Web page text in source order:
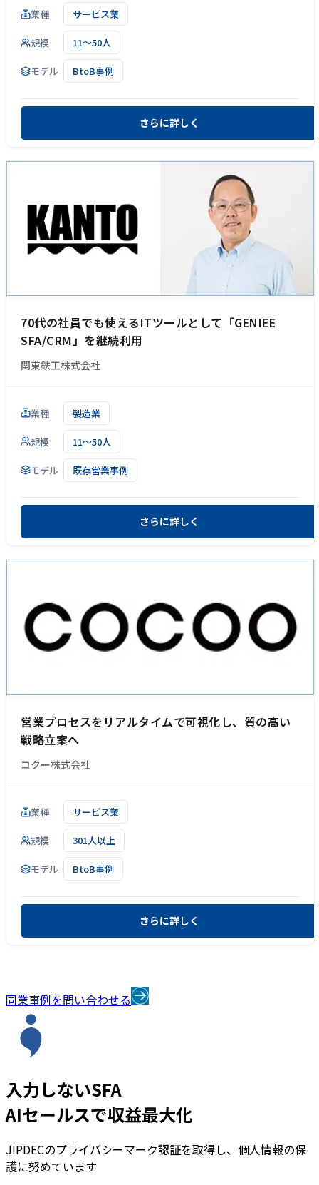
業種 サービス業
規模 11～50人
モデル BtoB事例
さらに詳しく
70代の社員でも使えるITツールとして「GENIEE
SFA/CRM」を継続利用
関東鉄工株式会社
業種 製造業
規模 11～50人
モデル 既存営業事例
さらに詳しく
営業プロセスをリアルタイムで可視化し、質の高い
戦略立案へ
コクー株式会社
業種 サービス業
規模 301人以上
モデル BtoB事例
さらに詳しく
同業事例を問い合わせる
入力しないSFA
AIセールスで収益最大化
JIPDECのプライバシーマーク認証を取得し、個人情報の保
護に努めています